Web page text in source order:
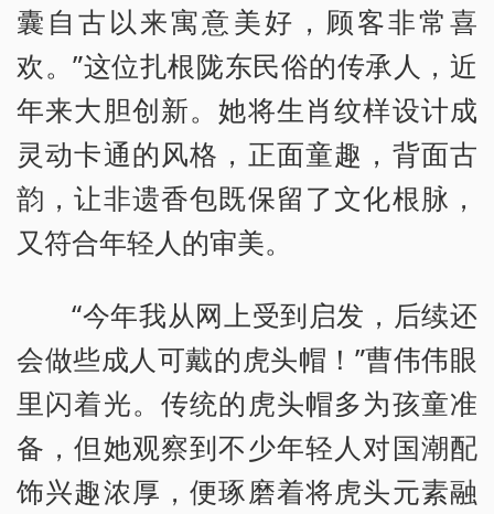
囊自古以来寓意美好，顾客非常喜
欢。”这位扎根陇东民俗的传承人，近
年来大胆创新。她将生肖纹样设计成
灵动卡通的风格，正面童趣，背面古
韵，让非遗香包既保留了文化根脉，
又符合年轻人的审美。
“今年我从网上受到启发，后续还
会做些成人可戴的虎头帽！”曹伟伟眼
里闪着光。传统的虎头帽多为孩童准
备，但她观察到不少年轻人对国潮配
饰兴趣浓厚，便琢磨着将虎头元素融